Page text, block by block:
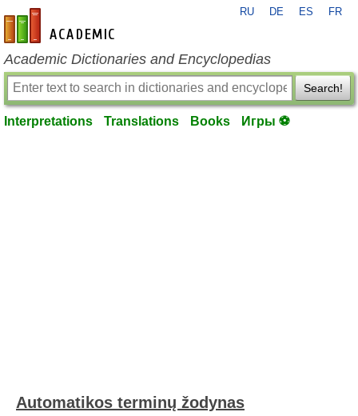
en-academic.com
RU DE ES FR
Academic Dictionaries and Encyclopedias
Search!
Interpretations Translations Books Игры ⚽
Automatikos terminų žodynas